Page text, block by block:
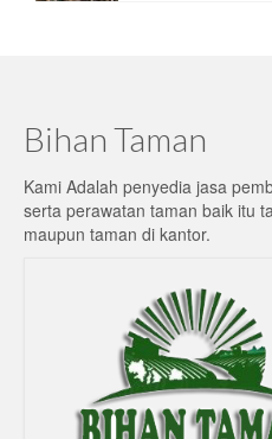
Bihan Taman
Kami Adalah penyedia jasa
serta perawatan taman baik itu
maupun taman di kantor.